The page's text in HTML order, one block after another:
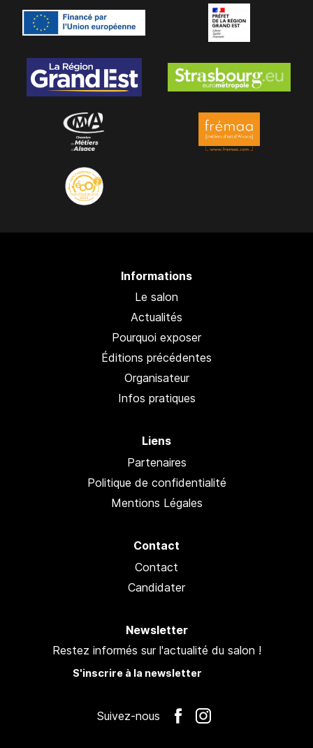
Informations
Le salon
Actualités
Pourquoi exposer
Éditions précédentes
Organisateur
Infos pratiques
Liens
Partenaires
Politique de confidentialité
Mentions Légales
Contact
Contact
Candidater
Newsletter
Restez informés sur l'actualité du salon !
S'inscrire à la newsletter
Suivez-nous